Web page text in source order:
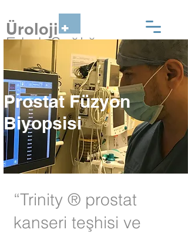
Üroloji
Erkek Sağlığı
Prostat Füzyon
Biyopsisi
“Trinity ® prostat
kanseri teşhisi ve